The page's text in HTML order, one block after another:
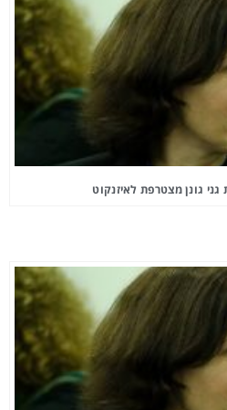
גונן מצטרפת לאיזנקוט